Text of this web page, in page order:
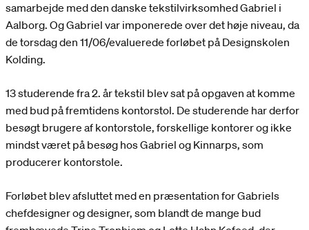
samarbejde med den danske tekstilvirksomhed Gabriel i
Aalborg. Og Gabriel var imponerede over det høje niveau, da
de torsdag den 11/06/evaluerede forløbet på Designskolen
Kolding.
13 studerende fra 2. år tekstil blev sat på opgaven at komme
med bud på fremtidens kontorstol. De studerende har derfor
besøgt brugere af kontorstole, forskellige kontorer og ikke
mindst været på besøg hos Gabriel og Kinnarps, som
producerer kontorstole.
Forløbet blev afsluttet med en præsentation for Gabriels
chefdesigner og designer, som blandt de mange bud